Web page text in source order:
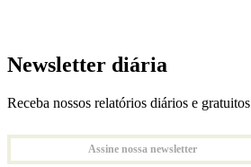
Newsletter diária
Receba nossos relatórios diários e gratuitos
Assine nossa newsletter